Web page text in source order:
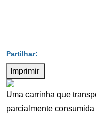
Imprimir
Uma carrinha que
parcialmente